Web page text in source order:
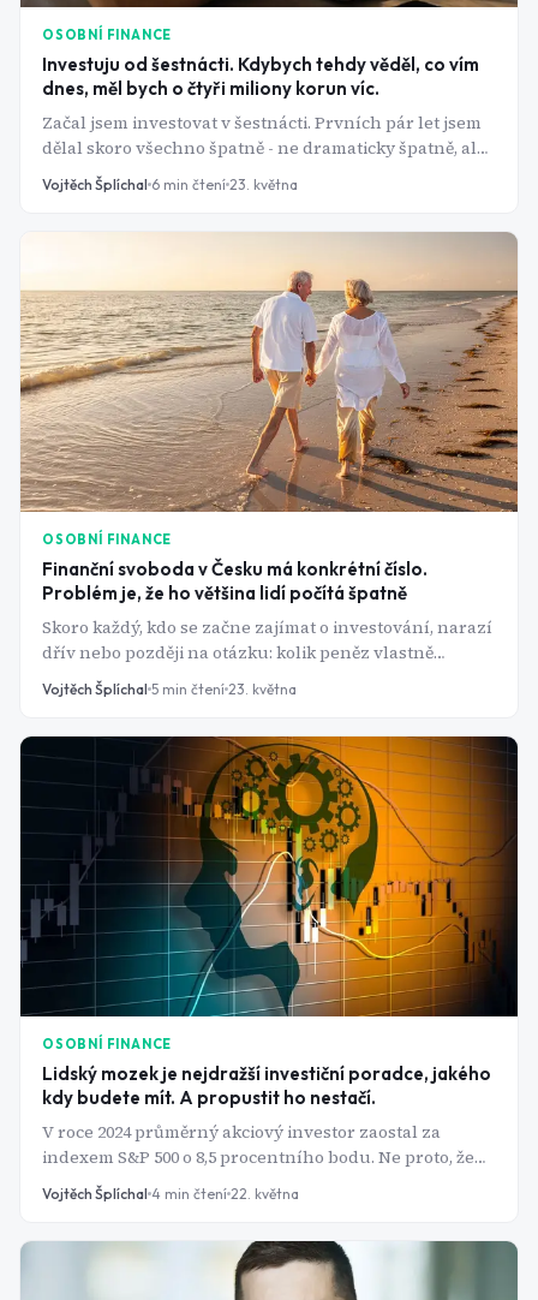
OSOBNÍ FINANCE
Investuju od šestnácti. Kdybych tehdy věděl, co vím
dnes, měl bych o čtyři miliony korun víc.
Začal jsem investovat v šestnácti. Prvních pár let jsem
dělal skoro všechno špatně - ne dramaticky špatně, ale
dost špatně na to, abych se ohlédl a litoval každého
roku, který jsem nechal ležet ladem. Někdo by mi to
Vojtěch Šplíchal 6 min čtení 23. května
OSOBNÍ FINANCE
Finanční svoboda v Česku má konkrétní číslo.
Problém je, že ho většina lidí počítá špatně
Skoro každý, kdo se začne zajímat o investování, narazí
dřív nebo později na otázku: kolik peněz vlastně
potřebuji, abych nemusel pracovat? Na internetu
kolují čísla jako "10 milionů" nebo "25násobek výdajů".
většina lidí přehlíží: kolik utrácíš, kdy začínáš čerpat a
co se stane na trhu hned na začátku.
Vojtěch Šplíchal 5 min čtení 23. května
OSOBNÍ FINANCE
Lidský mozek je nejdražší investiční poradce, jakého
kdy budete mít. A propustit ho nestačí.
V roce 2024 průměrný akciový investor zaostal za
indexem S&P 500 o 8,5 procentního bodu. Ne proto, že
by špatně vybíral akcie, ale proto, že prodával ve
špatnou chvíli. Přitom trh rostl. Tohle není smůla ani
dělá mozek za stresu znovu a znovu a behaviorální
finance ji umějí pojmenovat do detailu.
Vojtěch Šplíchal 4 min čtení 22. května